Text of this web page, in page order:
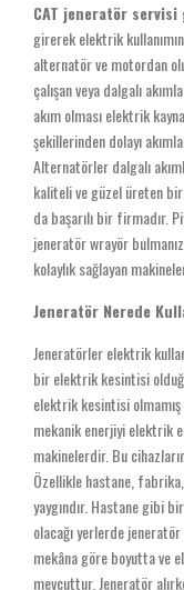
CAT jeneratör servisi
girerek elektrik
alternatör ve motordan
çalışan veya dalgalı
akım olması elektrik
şekillerinden dolayı
Alternatörler dalgalı
kaliteli ve güzel üreten
da başarılı bir firmadır.
jeneratör wrayör
kolaylık sağlayan
Jeneratör Nerede
Jeneratörler elektrik
bir elektrik kesintisi
elektrik kesintisi
mekanik enerjiyi elektrik
makinelerdir. Bu
Özellikle hastane,
yaygındır. Hastane gibi
olacağı yerlerde
mekâna göre boyutta ve
mevcuttur. Jeneratör